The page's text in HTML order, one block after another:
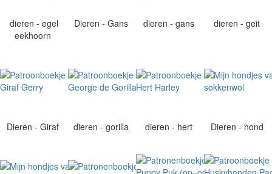
dieren - egel
eekhoorn
Dieren - Gans dieren - gans dieren - geit
Dieren - Giraf dieren - gorilla dieren - hert Dieren - hond